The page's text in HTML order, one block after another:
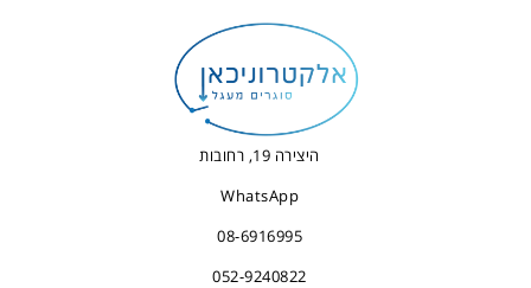
היצירה 19, רחובות
WhatsApp
08-6916995
052-9240822